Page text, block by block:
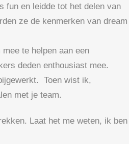
fun en leidde tot het delen van
ze de kenmerken van dream
te helpen aan een
deden enthousiast mee.
Toen wist ik,
met je team.
Laat het me weten, ik ben